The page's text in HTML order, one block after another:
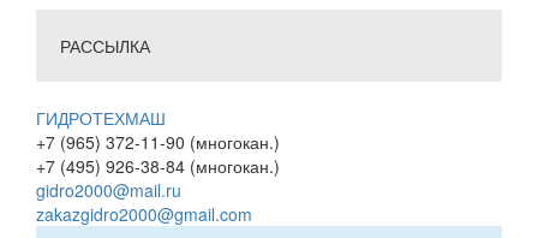
РАССЫЛКА
ГИДРОТЕХМАШ
+7 (965) 372-11-90 (многокан.)
+7 (495) 926-38-84 (многокан.)
gidro2000@mail.ru
zakazgidro2000@gmail.com